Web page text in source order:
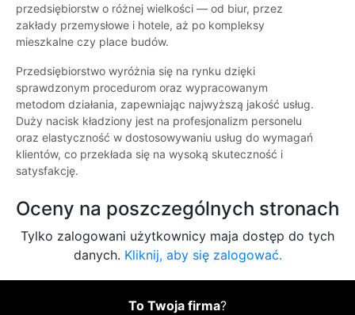
przedsiębiorstw o różnej wielkości — od biur, przez
zakłady przemysłowe i hotele, aż po kompleksy
mieszkalne czy place budów.
Przedsiębiorstwo wyróżnia się na rynku dzięki
sprawdzonym procedurom oraz wypracowanym
metodom działania, zapewniając najwyższą jakość usług.
Duży nacisk kładziony jest na profesjonalizm personelu
oraz elastyczność w dostosowywaniu usług do wymagań
klientów, co przekłada się na wysoką skuteczność i
satysfakcję.
Oceny na poszczególnych stronach
Tylko zalogowani użytkownicy maja dostęp do tych
danych. Kliknij, aby się zalogować.
To Twoja firma?